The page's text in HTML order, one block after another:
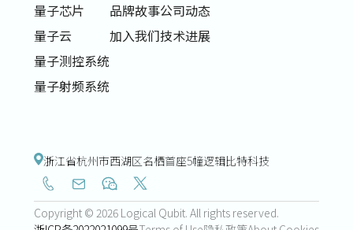
量子芯片
量子云
量子测控系统
量子射频系统
品牌故事
加入我们
公司动态
技术进展
浙江省杭州市西湖区名栖首座5幢逻辑比特科技
Copyright © 2026 Logical Qubit. All rights reserved.